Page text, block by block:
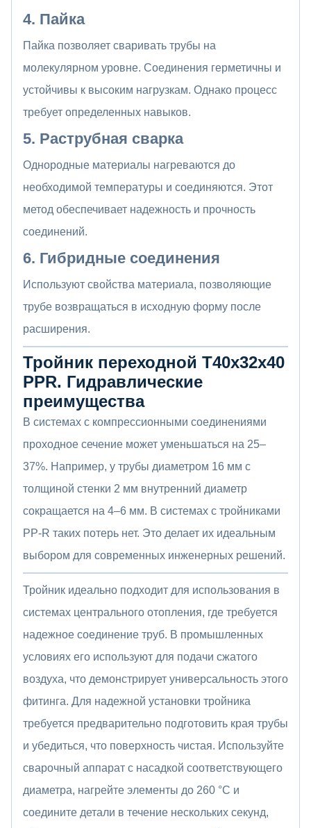
4. Пайка
Пайка позволяет сваривать трубы на
молекулярном уровне. Соединения герметичны и
устойчивы к высоким нагрузкам. Однако процесс
требует определенных навыков.
5. Раструбная сварка
Однородные материалы нагреваются до
необходимой температуры и соединяются. Этот
метод обеспечивает надежность и прочность
соединений.
6. Гибридные соединения
Используют свойства материала, позволяющие
трубе возвращаться в исходную форму после
расширения.
Тройник переходной Т40x32x40
PPR. Гидравлические
преимущества
В системах с компрессионными соединениями
проходное сечение может уменьшаться на 25–
37%. Например, у трубы диаметром 16 мм с
толщиной стенки 2 мм внутренний диаметр
сокращается на 4–6 мм. В системах с тройниками
PP-R таких потерь нет. Это делает их идеальным
выбором для современных инженерных решений.
Тройник идеально подходит для использования в
системах центрального отопления, где требуется
надежное соединение труб. В промышленных
условиях его используют для подачи сжатого
воздуха, что демонстрирует универсальность этого
фитинга. Для надежной установки тройника
требуется предварительно подготовить края трубы
и убедиться, что поверхность чистая. Используйте
сварочный аппарат с насадкой соответствующего
диаметра, нагрейте элементы до 260 °C и
соедините детали в течение нескольких секунд,